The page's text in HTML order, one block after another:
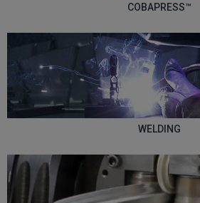
COBAPRESS™
WELDING